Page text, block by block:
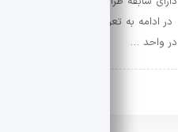
در واحد …